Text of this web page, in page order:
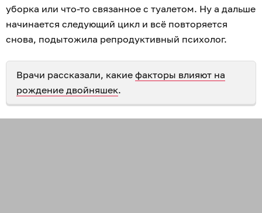
уборка или что-то связанное с туалетом. Ну а дальше
начинается следующий цикл и всё повторяется
снова, подытожила репродуктивный психолог.
Врачи рассказали, какие факторы влияют на
рождение двойняшек.